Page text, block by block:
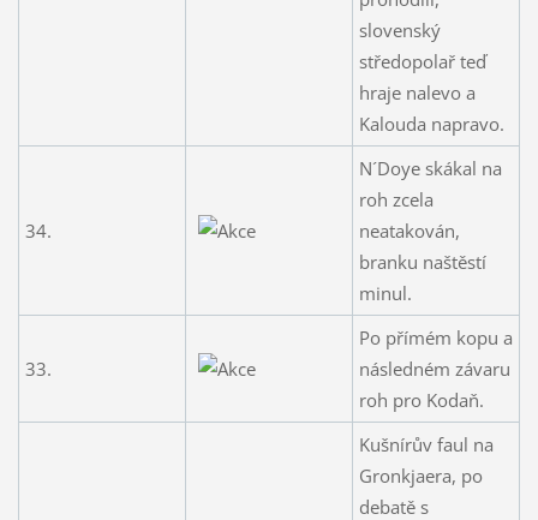
slovenský
středopolař teď
hraje nalevo a
Kalouda napravo.
34.
N´Doye skákal na
roh zcela
neatakován,
branku naštěstí
minul.
33.
Po přímém kopu a
následném závaru
roh pro Kodaň.
Kušnírův faul na
Gronkjaera, po
debatě s